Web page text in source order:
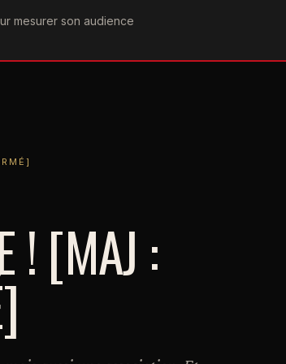
mesurer son audience
VIDÉOGRAPHIEFORUMS
! [MAJ :